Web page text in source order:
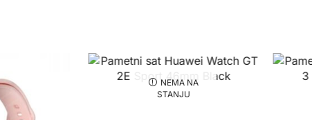
NEMA NA
STANJU